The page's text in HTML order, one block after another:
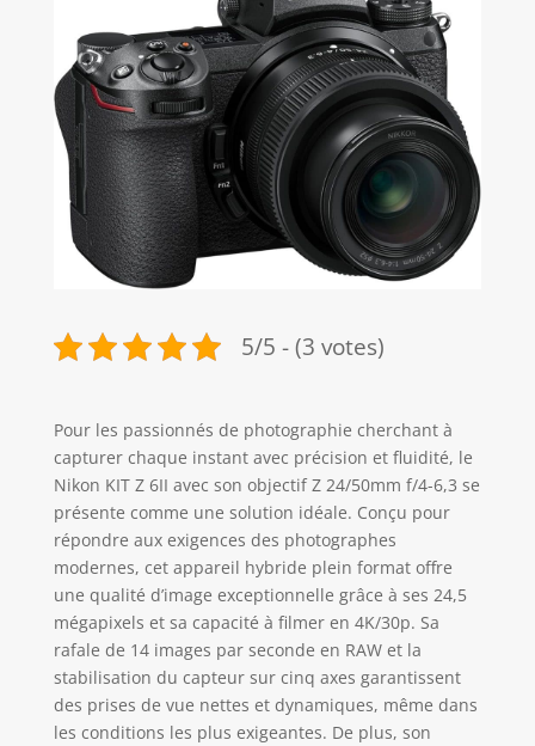
5/5 - (3 votes)
Pour les passionnés de photographie cherchant à
capturer chaque instant avec précision et fluidité, le
Nikon KIT Z 6II avec son objectif Z 24/50mm f/4-6,3 se
présente comme une solution idéale. Conçu pour
répondre aux exigences des photographes
modernes, cet appareil hybride plein format offre
une qualité d’image exceptionnelle grâce à ses 24,5
mégapixels et sa capacité à filmer en 4K/30p. Sa
rafale de 14 images par seconde en RAW et la
stabilisation du capteur sur cinq axes garantissent
des prises de vue nettes et dynamiques, même dans
les conditions les plus exigeantes. De plus, son